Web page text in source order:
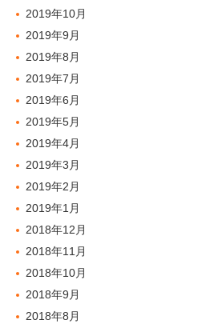
2019年10月
2019年9月
2019年8月
2019年7月
2019年6月
2019年5月
2019年4月
2019年3月
2019年2月
2019年1月
2018年12月
2018年11月
2018年10月
2018年9月
2018年8月